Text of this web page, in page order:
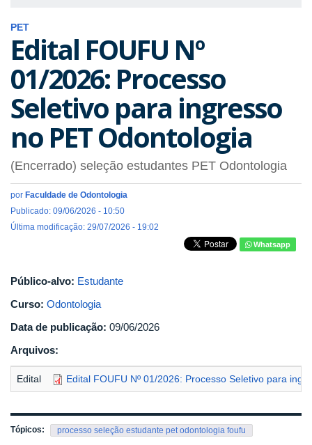
PET
Edital FOUFU Nº
01/2026: Processo
Seletivo para ingresso
no PET Odontologia
(Encerrado) seleção estudantes PET Odontologia
por Faculdade de Odontologia
Publicado: 09/06/2026 - 10:50
Última modificação: 29/07/2026 - 19:02
Whatsapp
Público-alvo: Estudante
Curso: Odontologia
Data de publicação: 09/06/2026
Arquivos:
Edital Edital FOUFU Nº 01/2026: Processo Seletivo para
Tópicos: processo seleção estudante pet odontologia foufu